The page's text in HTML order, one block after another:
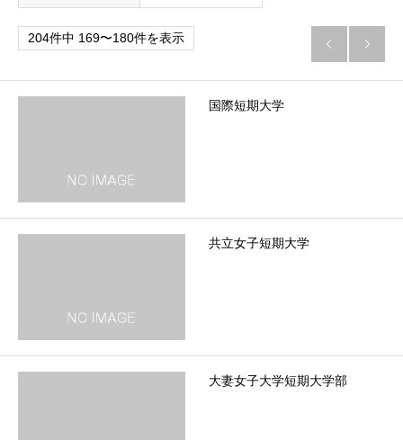
204件中 169〜180件を表示  
国際短期大学
共立女子短期大学
大妻女子大学短期大学部